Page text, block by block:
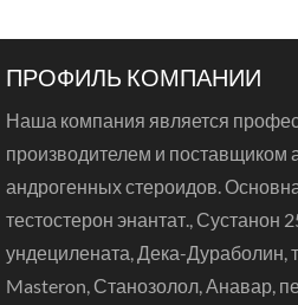
ПРОФИЛЬ КОМПАНИИ
Наша компания является
производителем и поставщиком
андрогенных стероидов.
тестостерон энантат., Сустанон
ундецилената, Дека-Дураболин,
Masteron, Станозолол, Анавар,